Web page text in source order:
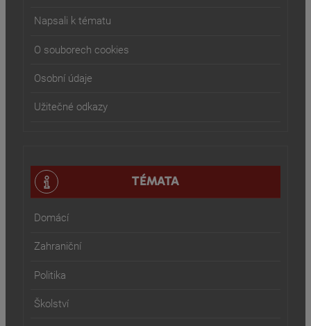
Napsali k tématu
O souborech cookies
Osobní údaje
Užitečné odkazy
TÉMATA
Domácí
Zahraniční
Politika
Školství